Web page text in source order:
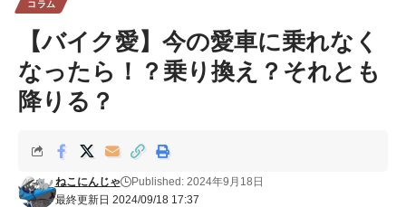
コラム
【バイク愛】今の愛車に乗れなく
なったら！？乗り換え？それとも
降りる？
最終更新日 2024/09/18 17:37
ねこにんじゃ Published: 2024年9月18日